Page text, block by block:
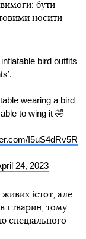
бути
носити
bird outfits
wearing a bird
to wing it 🤣
I5uS4dRv5R
24, 2023
істот, але
і тварин, тому
спеціального